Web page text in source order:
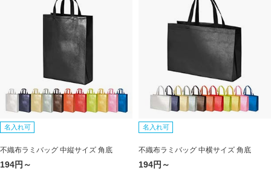
名入れ可
不織布ラミバッグ 中縦サイズ 角底
194円～
名入れ可
不織布ラミバッグ 中横サイズ 角底
194円～